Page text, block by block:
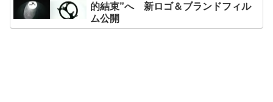
的結束”へ 新ロゴ＆ブランドフィル
ム公開